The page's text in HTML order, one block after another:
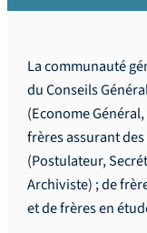
La communauté
du Conseils
(Econome
frères assurant
(Postulateur,
Archiviste) ; de
et de frères en